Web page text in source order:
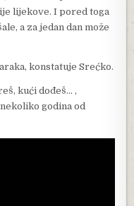
lijekove. I pored toga
a za jedan dan može
konstatuje Srećko.
kući dođeš… ,
godina od